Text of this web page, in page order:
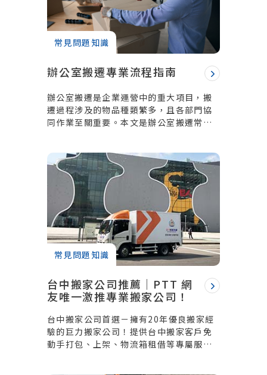
常見問題知識
辦公室搬遷專業流程指南
辦公室搬遷是企業運營中的重大項目，搬
遷過程涉及的物品種類繁多，且各部門協
同作業至關重要。本文是辦公室搬遷常見
效規劃，順利完成搬遷。
常見問題知識
台中搬家公司推薦｜PTT 網
友唯一激推專業搬家公司！
台中搬家公司首選－擁有20年優良搬家經
驗的巨力搬家公司！提供台中搬家客戶免
動手打包、上架、物流箱租借等專屬服